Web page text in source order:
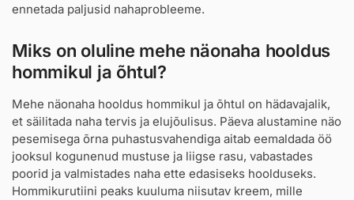
ennetada paljusid nahaprobleeme.
Miks on oluline mehe näonaha hooldus
hommikul ja õhtul?
Mehe näonaha hooldus hommikul ja õhtul on hädavajalik,
et säilitada naha tervis ja elujõulisus. Päeva alustamine näo
pesemisega õrna puhastusvahendiga aitab eemaldada öö
jooksul kogunenud mustuse ja liigse rasu, vabastades
poorid ja valmistades naha ette edasiseks hoolduseks.
Hommikurutiini peaks kuuluma niisutav kreem, mille